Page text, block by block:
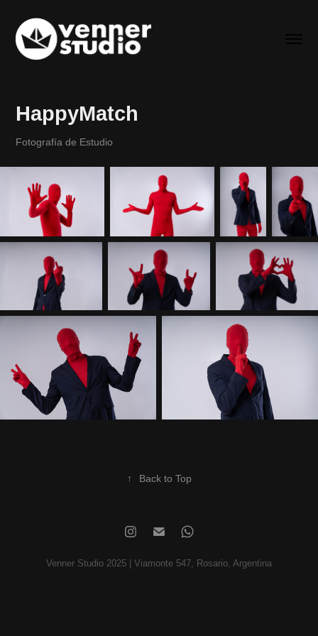
HappyMatch
Fotografía de Estudio
↑ Back to Top
Venner Studio 2025 | Viamonte 547, Rosario, Argentina